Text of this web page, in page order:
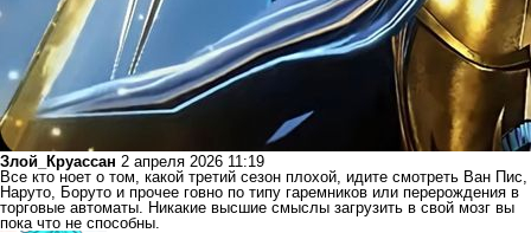
Злой_Круассан 2 апреля 2026 11:19
Все кто ноет о том, какой третий сезон плохой, идите смотреть Ван Пис,
Наруто, Боруто и прочее говно по типу гаремников или перерождения в
торговые автоматы. Никакие высшие смыслы загрузить в свой мозг вы
пока что не способны.